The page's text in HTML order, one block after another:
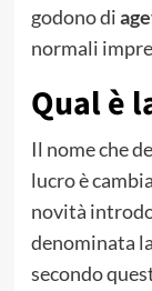
godono di
normali
Qual è
Il nome che
lucro è
novità
denominata la
secondo